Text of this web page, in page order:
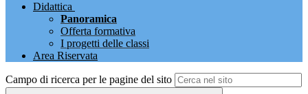
Didattica
Panoramica
Offerta formativa
I progetti delle classi
Area Riservata
Campo di ricerca per le pagine del sito